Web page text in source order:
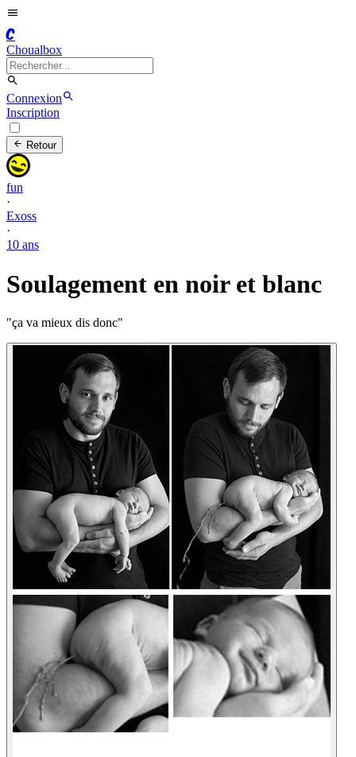
C
Choualbox
Connexion
Inscription
Retour
fun
·
Exoss
·
10 ans
Soulagement en noir et blanc
"ça va mieux dis donc"